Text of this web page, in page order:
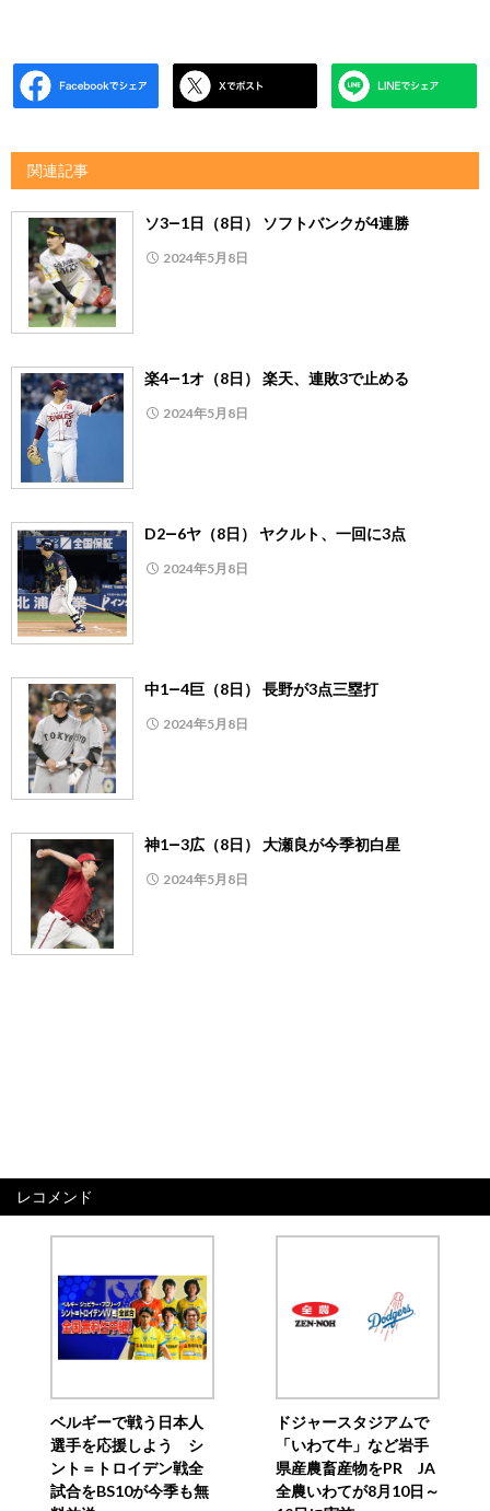
関連記事
ソ3―1日（8日） ソフトバンクが4連勝
2024年5月8日
楽4―1オ（8日） 楽天、連敗3で止める
2024年5月8日
D2―6ヤ（8日） ヤクルト、一回に3点
2024年5月8日
中1―4巨（8日） 長野が3点三塁打
2024年5月8日
神1―3広（8日） 大瀬良が今季初白星
2024年5月8日
レコメンド
ベルギーで戦う日本人
選手を応援しよう シ
ント＝トロイデン戦全
試合をBS10が今季も無
ドジャースタジアムで
「いわて牛」など岩手
県産農畜産物をPR JA
全農いわてが8月10日～